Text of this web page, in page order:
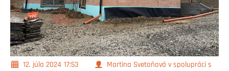
12. júla 2024 17:53
Martina Svetoňová v spolupráci s